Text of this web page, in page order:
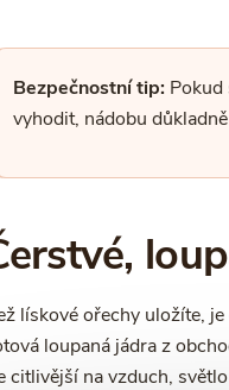
Bezpečnostní tip:Pokud
vyhodit, nádobu
lískové ořechy uložíte,
loupaná jádra z
citlivější na vzduch,